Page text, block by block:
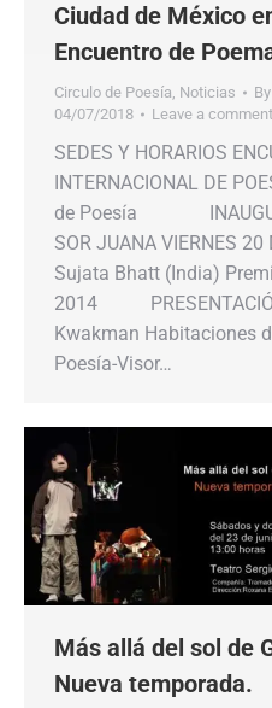
Ciudad de México
Encuentro de
Circulo de Poesía, Noticias By
04/07/2018
Leave a comment
SEDES Y HORARIOS
INTERNACIONAL DE
de Poesía
SOR JUANA VIERNES
Sujata Bhatt (India)
2014
Kwakman Habitaciones
Poesía-Visor…
Más allá del sol de
Nueva temporada.